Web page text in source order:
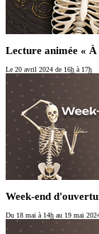
Lecture animée «
Le 20 avril 2024 de 16h à 17h
Week-end
Du 18 mai à 14h au 19 mai